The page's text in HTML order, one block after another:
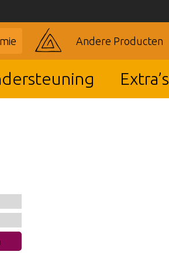
Andere Producten
Extra’s